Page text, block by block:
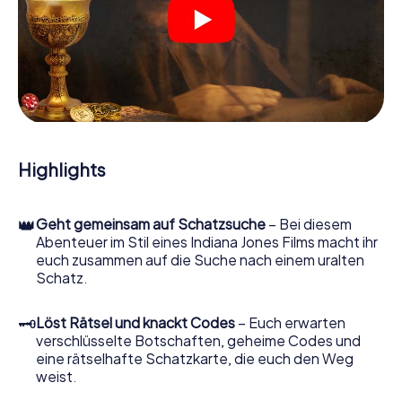
Sind die Rollen verteilt, kann die Krimi-Schatzsuche durch
Ossett losgehen: An den unterschiedlichsten Orten in der
Stadt knacken Sie verschlüsselte Codes, lösen knifflige
Logikaufgaben und fahnden nach Spuren und
Hinweisstücken. Ihr Smartphone ist dabei Ihr wichtigstes
Ermittlerwerkzeug: Unsere eigens entwickelte App lässt
Sie Kontaktpersonen befragen und rätselhafte
sammeln und navigiert Sie sicher durch Ossett.
schon bald werden Sie feststellen, dass der kostbare
Schatz nur noch wenige Schritte entfernt ist.
Highlights
👑Geht gemeinsam auf Schatzsuche – Bei diesem
Abenteuer im Stil eines Indiana Jones Films macht ihr
euch zusammen auf die Suche nach einem uralten
Schatz.
🗝Löst Rätsel und knackt Codes – Euch erwarten
verschlüsselte Botschaften, geheime Codes und
eine rätselhafte Schatzkarte, die euch den Weg
weist.